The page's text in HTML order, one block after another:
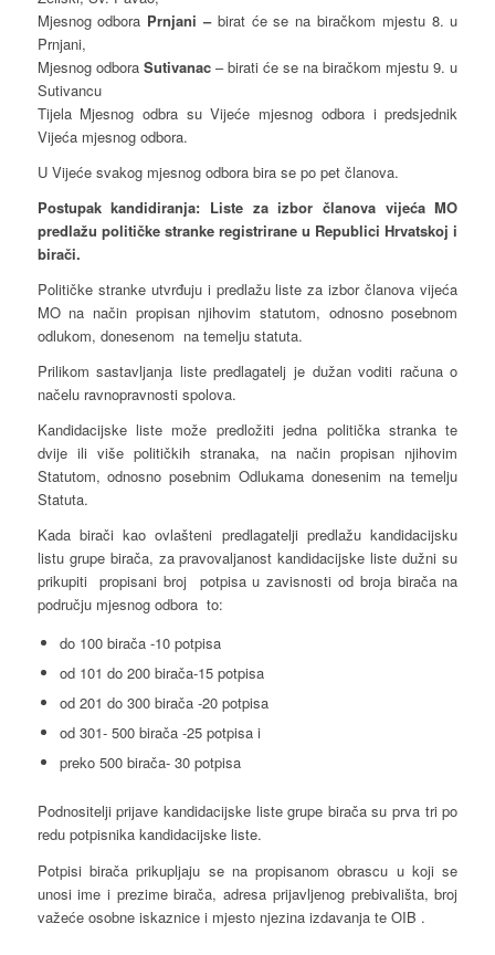
Mjesnog odbora Prnjani – birat će se na biračkom mjestu 8. u
Prnjani,
Mjesnog odbora Sutivanac– birati će se na biračkom mjestu 9. u
Sutivancu
Tijela Mjesnog odbra su Vijeće mjesnog odbora i predsjednik
Vijeća mjesnog odbora.
U Vijeće svakog mjesnog odbora bira se po pet članova.
Postupak kandidiranja: Liste za izbor članova vijeća MO
predlažu političke stranke registrirane u Republici Hrvatskoj i
birači.
Političke stranke utvrđuju i predlažu liste za izbor članova vijeća
MO na način propisan njihovim statutom, odnosno posebnom
odlukom, donesenom na temelju statuta.
Prilikom sastavljanja liste predlagatelj je dužan voditi računa o
načelu ravnopravnosti spolova.
Kandidacijske liste može predložiti jedna politička stranka te
dvije ili više političkih stranaka, na način propisan njihovim
Statutom, odnosno posebnim Odlukama donesenim na temelju
Statuta.
Kada birači kao ovlašteni predlagatelji predlažu kandidacijsku
listu grupe birača, za pravovaljanost kandidacijske liste dužni su
prikupiti propisani broj potpisa u zavisnosti od broja birača na
području mjesnog odbora to:
do 100 birača -10 potpisa
od 101 do 200 birača-15 potpisa
od 201 do 300 birača -20 potpisa
od 301- 500 birača -25 potpisa i
preko 500 birača- 30 potpisa
Podnositelji prijave kandidacijske liste grupe birača su prva tri po
redu potpisnika kandidacijske liste.
Potpisi birača prikupljaju se na propisanom obrascu u koji se
unosi ime i prezime birača, adresa prijavljenog prebivališta, broj
važeće osobne iskaznice i mjesto njezina izdavanja te OIB .